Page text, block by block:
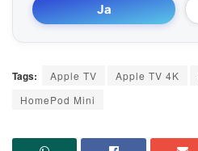
Ja
Tags: Apple TV Apple TV 4K
HomePod Mini